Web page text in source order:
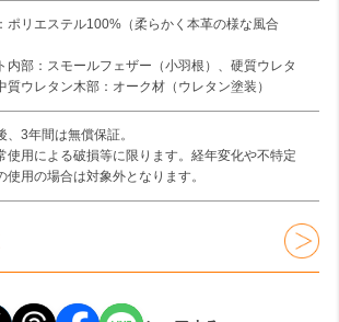
ポリエステル100%（柔らかく本革の様な風合
内部：スモールフェザー（小羽根）、硬質ウレタ
質ウレタン木部：オーク材（ウレタン塗装）
、3年間は無償保証。
使用による破損等に限ります。経年変化や不特定
使用の場合は対象外となります。